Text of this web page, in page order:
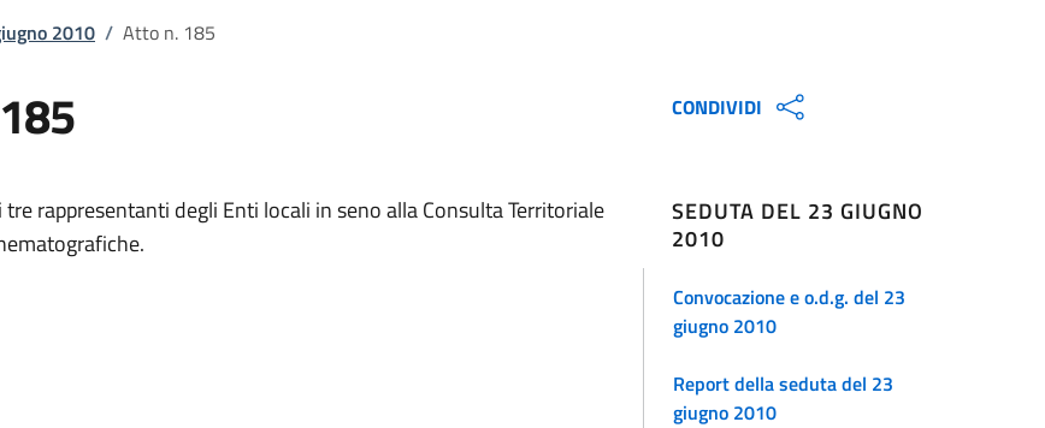
2010 / Atto n. 185
rappresentanti degli Enti locali in seno alla Consulta Territoriale
CONDIVIDI
SEDUTA DEL 23 GIUGNO
2010
Convocazione e o.d.g. del 23
giugno 2010
Report della seduta del 23
giugno 2010